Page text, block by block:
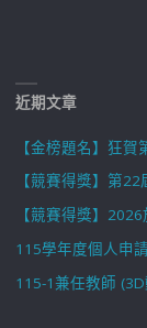
近期文章
【金榜題名】狂
【競賽得獎】第
【競賽得獎】
115學年度個人申
115-1兼任教師